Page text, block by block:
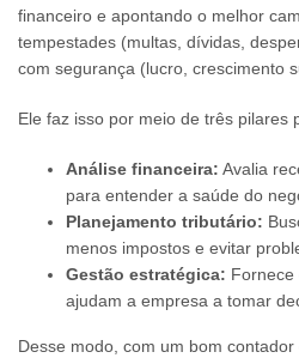
financeiro e apontando o melhor
tempestades (multas, dívidas,
com segurança (lucro, crescimento
Ele faz isso por meio de três pilares
Análise financeira: Avalia
para entender a saúde do
Planejamento tributário:
menos impostos e evitar
Gestão estratégica: Fornece
ajudam a empresa a tomar
Desse modo, com um bom